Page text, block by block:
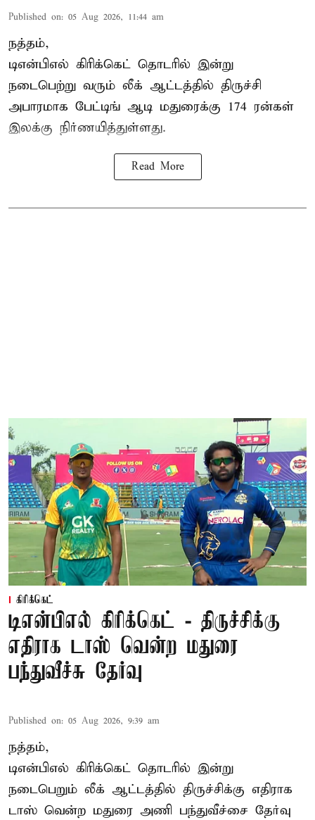
Published on: 05 Aug 2026, 11:44 am
நத்தம்,
டிஎன்பிஎல் கிரிக்கெட் தொடரில் இன்று
நடைபெற்று வரும் லீக் ஆட்டத்தில் திருச்சி
அபாரமாக பேட்டிங் ஆடி மதுரைக்கு 174 ரன்கள்
இலக்கு நிர்ணயித்துள்ளது.
Read More
கிரிக்கெட்
டிஎன்பிஎல் கிரிக்கெட் - திருச்சிக்கு
எதிராக டாஸ் வென்ற மதுரை
பந்துவீச்சு தேர்வு
Published on: 05 Aug 2026, 9:39 am
நத்தம்,
டிஎன்பிஎல் கிரிக்கெட் தொடரில் இன்று
நடைபெறும் லீக் ஆட்டத்தில் திருச்சிக்கு எதிராக
டாஸ் வென்ற மதுரை அணி பந்துவீச்சை தேர்வு